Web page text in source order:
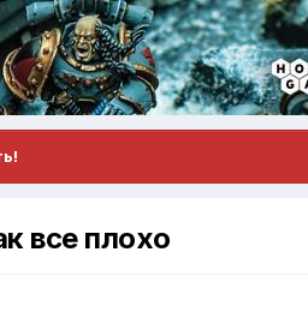
все плохо